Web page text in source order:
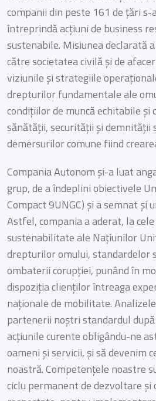
companii din peste 161 de țări s-
întreprindă acțiuni de business
sustenabile. Misiunea declarată
către societatea civilă și de
viziunile și strategiile
drepturilor fundamentale ale
condițiilor de muncă echitabile și
sănătății, securității și demnității
demersurilor comune fiind
Compania Autonom și-a luat
grup, de a îndeplini obiectivele
Compact 9UNGC) și a semnat și
Astfel, compania a aderat, la
sustenabilitate ale Națiunilor
drepturilor omului, standardelor
ombaterii corupției, punând în
dispoziția clienților întreaga
naționale de mobilitate.
partenerii noștri standardul
acțiunile curente obligându-ne
oameni și servicii, și să devenim
noastră. Competențele noastre
ciclu permanent de dezvoltare și